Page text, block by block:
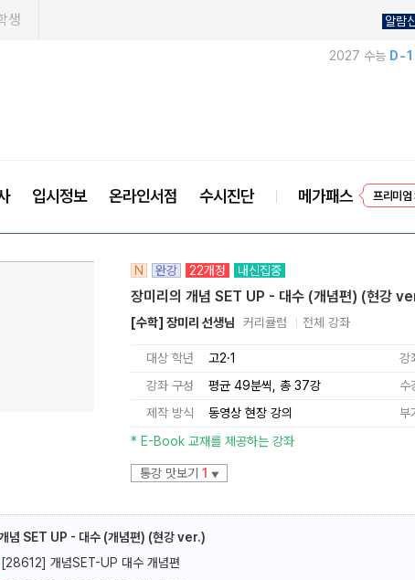
생 알람
2027 수능 D-
메가스터디
입시정보 온라인서점 수시진단 메가패스
N 완강 22개정 내신집중
장미리의 개념 SET UP - 대수 (개념편) (현강
[수학] 장미리 선생님 커리큘럼 전체 강좌
대상 학년 고2·1 강
강좌 구성
평균 49분씩, 총 37강 수
제작 방식
동영상 현장 강의 부
* E-Book 교재를 제공하는 강좌
통강 맛보기 1 ▼
념 SET UP - 대수 (개념편) (현강 ver.)
[28612] 개념SET-UP 대수 개념편